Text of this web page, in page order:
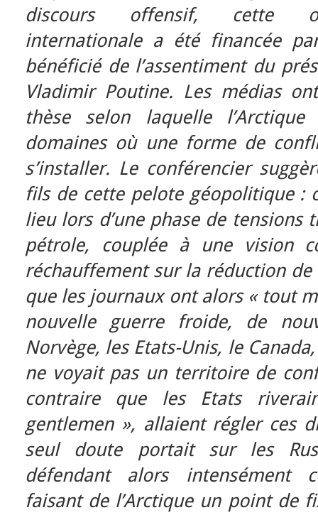
discours offensif, cette
internationale a été financée
bénéficié de l’assentiment du
Vladimir Poutine. Les médias
thèse selon laquelle
domaines où une forme de
s’installer. Le conférencier
fils de cette pelote géopolitique :
lieu lors d’une phase de tensions
pétrole, couplée à une vision
réchauffement sur la réduction
que les journaux ont alors « tout
nouvelle guerre froide, de
Norvège, les Etats-Unis, le
ne voyait pas un territoire de
contraire que les Etats
gentlemen », allaient régler ces
seul doute portait sur les
défendant alors intensément
faisant de l’Arctique un point de